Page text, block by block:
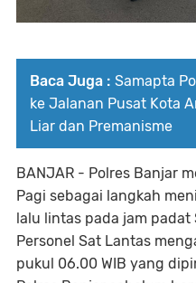
Baca Juga : Samapta
ke Jalanan Pusat Kota
Liar dan Premanisme
BANJAR - Polres Banjar
Pagi sebagai langkah
lalu lintas pada jam padat
Personel Sat Lantas
pukul 06.00 WIB yang